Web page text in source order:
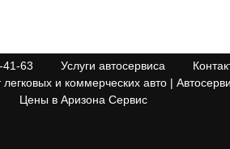
41-63 Услуги автосервиса
и коммерческих авто |
Цены в Аризона Сервис